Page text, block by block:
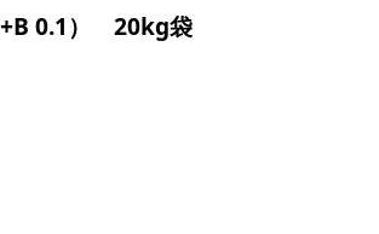
0.1） 20kg袋